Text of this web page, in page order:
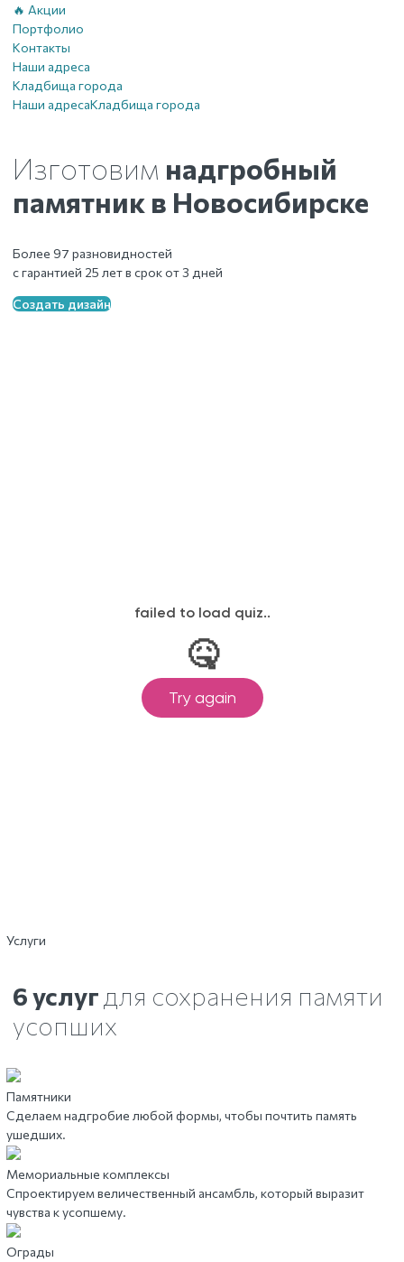
🔥 Акции
Портфолио
Контакты
Наши адреса
Кладбища города
Наши адресаКладбища города
Изготовим надгробный
памятник в Новосибирске
Более 97 разновидностей
с гарантией 25 лет в срок от 3 дней
Создать дизайн
Услуги
6 услуг для сохранения памяти
усопших
Памятники
Сделаем надгробие любой формы, чтобы почтить память
ушедших.
Мемориальные комплексы
Спроектируем величественный ансамбль, который выразит
чувства к усопшему.
Ограды